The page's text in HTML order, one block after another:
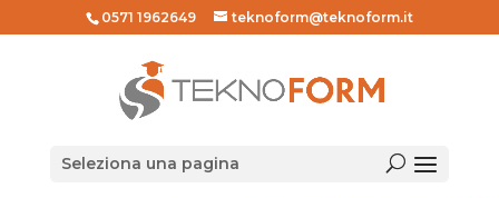
0571 1962649 teknoform@teknoform.it
Seleziona una pagina